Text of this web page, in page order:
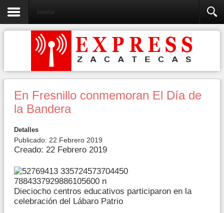
Sociedad
En Fresnillo conmemoran El Día de
la Bandera
Detalles
Publicado: 22 Febrero 2019
Creado: 22 Febrero 2019
Dieciocho centros educativos participaron en la
celebración del Lábaro Patrio